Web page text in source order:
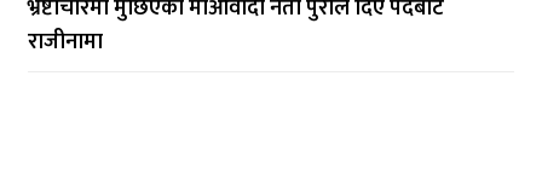
भ्रष्टाचारमा मुछिएका माओवादी नेता पुरीले दिए पदबाट
राजीनामा